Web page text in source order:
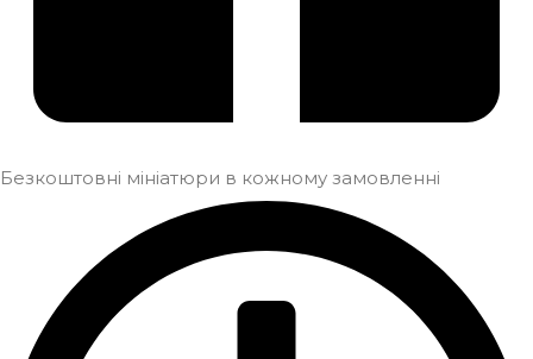
Безкоштовні мініатюри в кожному замовленні